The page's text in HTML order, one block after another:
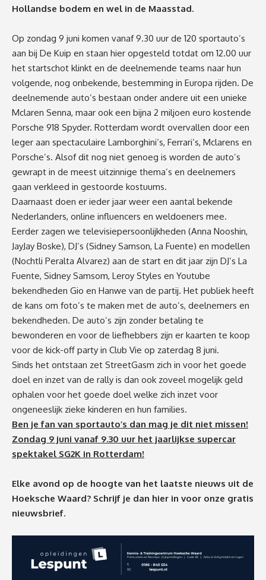
Hollandse bodem en wel in de Maasstad.
Op zondag 9 juni komen vanaf 9.30 uur de 120 sportauto’s
aan bij De Kuip en staan hier opgesteld totdat om 12.00 uur
het startschot klinkt en de deelnemende teams naar hun
volgende, nog onbekende, bestemming in Europa rijden. De
deelnemende auto’s bestaan onder andere uit een unieke
Mclaren Senna, maar ook een bijna 2 miljoen euro kostende
Porsche 918 Spyder. Rotterdam wordt overvallen door een
leger aan spectaculaire Lamborghini’s, Ferrari’s, Mclarens en
Porsche’s. Alsof dit nog niet genoeg is worden de auto’s
gewrapt in de meest uitzinnige thema’s en deelnemers
gaan verkleed in gestoorde kostuums.
Daarnaast doen er ieder jaar weer een aantal bekende
Nederlanders, online influencers en weldoeners mee.
Eerder zagen we televisiepersoonlijkheden (Anna Nooshin,
JayJay Boske), DJ’s (Sidney Samson, La Fuente) en modellen
(Nochtli Peralta Alvarez) aan de start en dit jaar zijn DJ’s La
Fuente, Sidney Samsom, Leroy Styles en Youtube
bekendheden Gio en Hanwe van de partij. Het publiek heeft
de kans om foto’s te maken met de auto’s, deelnemers en
bekendheden. De auto’s zijn zonder betaling te
bewonderen en voor de liefhebbers zijn er kaarten te koop
voor de kick-off party in Club Vie op zaterdag 8 juni.
Sinds het ontstaan zet StreetGasm zich in voor het goede
doel en inzet van de rally is dan ook zoveel mogelijk geld
ophalen voor het goede doel welke zich inzet voor
ongeneeslijk zieke kinderen en hun families.
Ben je fan van sportauto’s dan mag je dit niet missen!
Zondag 9 juni vanaf 9.30 uur het jaarlijkse supercar
spektakel SG2K in Rotterdam!
Elke avond op de hoogte van het laatste nieuws uit de
Hoeksche Waard? Schrijf je dan hier in voor onze gratis
nieuwsbrief.